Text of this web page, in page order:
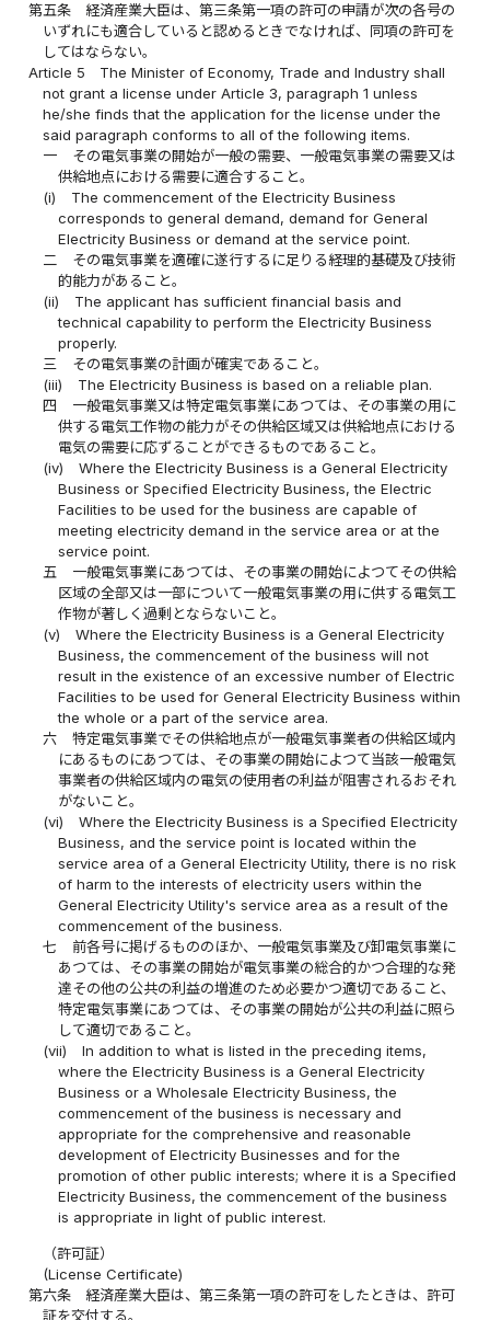
第五条
経済産業大臣は、第三条第一項の許可の申請が次の各号の
いずれにも適合していると認めるときでなければ、同項の許可を
してはならない。
Article 5
The Minister of Economy, Trade and Industry shall
not grant a license under Article 3, paragraph 1 unless
he/she finds that the application for the license under the
said paragraph conforms to all of the following items.
一
その電気事業の開始が一般の需要、一般電気事業の需要又は
供給地点における需要に適合すること。
(i)
The commencement of the Electricity Business
corresponds to general demand, demand for General
Electricity Business or demand at the service point.
二
その電気事業を適確に遂行するに足りる経理的基礎及び技術
的能力があること。
(ii)
The applicant has sufficient financial basis and
technical capability to perform the Electricity Business
properly.
三
その電気事業の計画が確実であること。
(iii)
The Electricity Business is based on a reliable plan.
四
一般電気事業又は特定電気事業にあつては、その事業の用に
供する電気工作物の能力がその供給区域又は供給地点における
電気の需要に応ずることができるものであること。
(iv)
Where the Electricity Business is a General Electricity
Business or Specified Electricity Business, the Electric
Facilities to be used for the business are capable of
meeting electricity demand in the service area or at the
service point.
五
一般電気事業にあつては、その事業の開始によつてその供給
区域の全部又は一部について一般電気事業の用に供する電気工
作物が著しく過剰とならないこと。
(v)
Where the Electricity Business is a General Electricity
Business, the commencement of the business will not
result in the existence of an excessive number of Electric
Facilities to be used for General Electricity Business within
the whole or a part of the service area.
六
特定電気事業でその供給地点が一般電気事業者の供給区域内
にあるものにあつては、その事業の開始によつて当該一般電気
事業者の供給区域内の電気の使用者の利益が阻害されるおそれ
がないこと。
(vi)
Where the Electricity Business is a Specified Electricity
Business, and the service point is located within the
service area of a General Electricity Utility, there is no risk
of harm to the interests of electricity users within the
General Electricity Utility's service area as a result of the
commencement of the business.
七
前各号に掲げるもののほか、一般電気事業及び卸電気事業に
あつては、その事業の開始が電気事業の総合的かつ合理的な発
達その他の公共の利益の増進のため必要かつ適切であること、
特定電気事業にあつては、その事業の開始が公共の利益に照ら
して適切であること。
(vii)
In addition to what is listed in the preceding items,
where the Electricity Business is a General Electricity
Business or a Wholesale Electricity Business, the
commencement of the business is necessary and
appropriate for the comprehensive and reasonable
development of Electricity Businesses and for the
promotion of other public interests; where it is a Specified
Electricity Business, the commencement of the business
is appropriate in light of public interest.
（許可証）
(License Certificate)
第六条
経済産業大臣は、第三条第一項の許可をしたときは、許可
証を交付する。